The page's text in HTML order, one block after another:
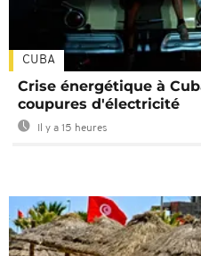
CUBA
Crise énergétique à
coupures d'électricité
Il y a 15 heures